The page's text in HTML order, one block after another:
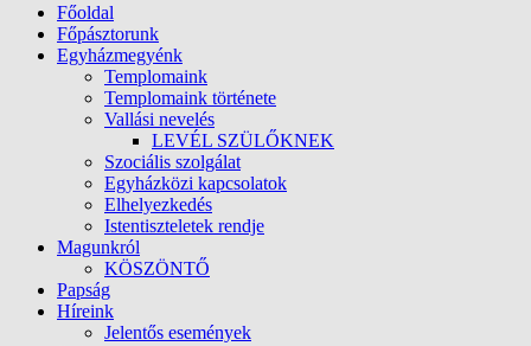
Főoldal
Főpásztorunk
Egyházmegyénk
Templomaink
Templomaink története
Vallási nevelés
LEVÉL SZÜLŐKNEK
Szociális szolgálat
Egyházközi kapcsolatok
Elhelyezkedés
Istentiszteletek rendje
Magunkról
KÖSZÖNTŐ
Papság
Híreink
Jelentős események